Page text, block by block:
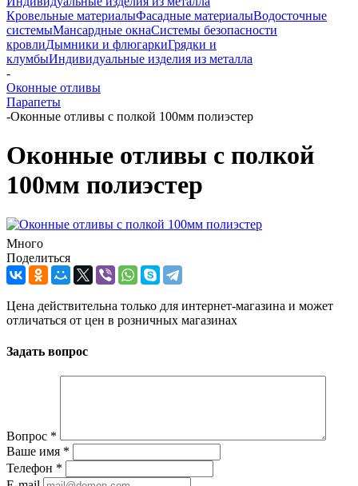
Кровельные материалыФасадные материалыВодосточные
системыМансардные окнаСистемы безопасности
кровлиДымники и флюгаркиГрядки и
клумбыИндивидуальные изделия из металла
-
Оконные отливы
Парапеты
-Оконные отливы с полкой 100мм полиэстер
Оконные отливы с полкой
100мм полиэстер
Много
Поделиться
Цена действительна только для интернет-магазина и может
отличаться от цен в розничных магазинах
Задать вопрос
Вопрос *
Ваше имя *
Телефон *